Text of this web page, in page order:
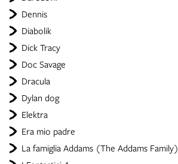
Dennis
Diabolik
Dick Tracy
Doc Savage
Dracula
Dylan dog
Elektra
Era mio padre
La famiglia Addams (The Addams Family)